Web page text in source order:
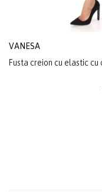
VANESA
Fusta creion cu elastic